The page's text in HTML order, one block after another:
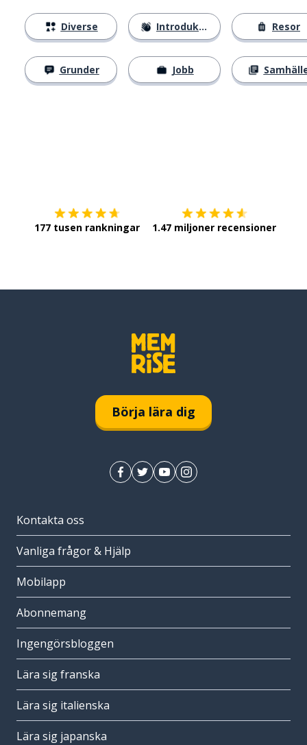
Diverse
Grunder
Introduktion
Jobb
Resor
177 tusen rankningar 1.47 miljoner recensioner
Börja lära dig
Kontakta oss
Vanliga frågor & Hjälp
Mobilapp
Abonnemang
Ingengörsbloggen
Lära sig franska
Lära sig italienska
Lära sig japanska